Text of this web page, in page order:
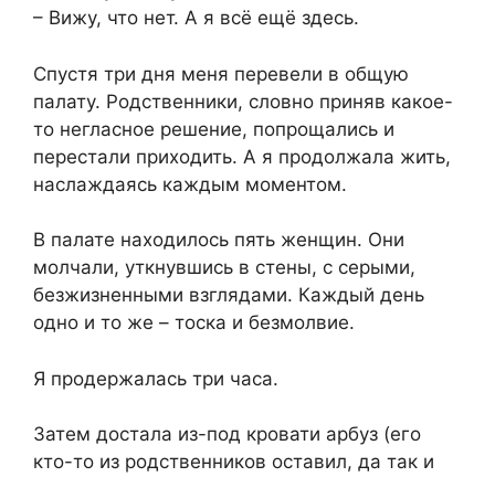
– Вижу, что нет. А я всё ещё здесь.
Спустя три дня меня перевели в общую
палату. Родственники, словно приняв какое-
то негласное решение, попрощались и
перестали приходить. А я продолжала жить,
наслаждаясь каждым моментом.
В палате находилось пять женщин. Они
молчали, уткнувшись в стены, с серыми,
безжизненными взглядами. Каждый день
одно и то же – тоска и безмолвие.
Я продержалась три часа.
Затем достала из-под кровати арбуз (его
кто-то из родственников оставил, да так и